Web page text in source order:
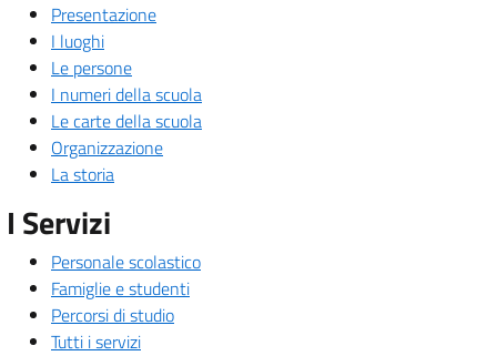
Presentazione
I luoghi
Le persone
I numeri della scuola
Le carte della scuola
Organizzazione
La storia
I Servizi
Personale scolastico
Famiglie e studenti
Percorsi di studio
Tutti i servizi